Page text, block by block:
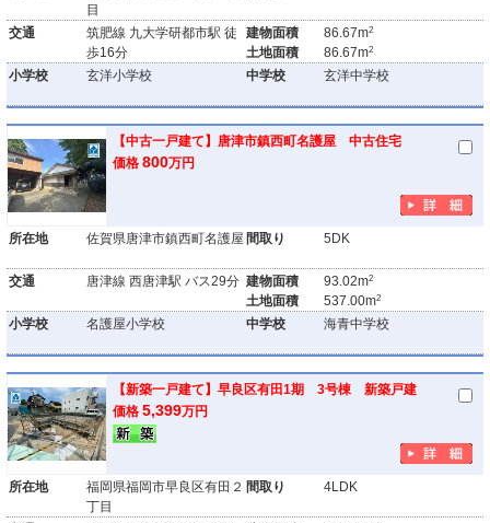
目
交通
筑肥線 九大学研都市駅 徒
歩16分
建物面積
土地面積
86.67m2
86.67m2
小学校 玄洋小学校 中学校 玄洋中学校
【中古一戸建て】唐津市鎮西町名護屋 中古住宅
価格 800万円
所在地 佐賀県唐津市鎮西町名護屋 間取り 5DK
交通 唐津線 西唐津駅 バス29分 建物面積
土地面積
93.02m2
537.00m2
小学校 名護屋小学校 中学校 海青中学校
【新築一戸建て】早良区有田1期 3号棟 新築戸建
価格 5,399万円
所在地
福岡県福岡市早良区有田２
丁目
間取り 4LDK